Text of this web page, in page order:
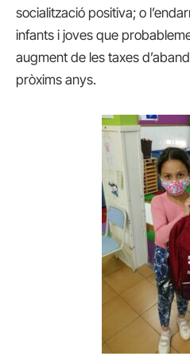
socialització positiva; o
infants i joves que
augment de les taxes
pròxims anys.